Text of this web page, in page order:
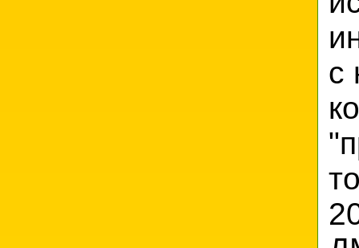
с